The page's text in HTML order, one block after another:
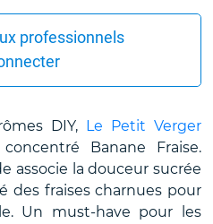
professionnels
DIY, Le Petit Verger
Banane Fraise.
associe la douceur sucrée
des fraises charnues pour
Un must-have pour les